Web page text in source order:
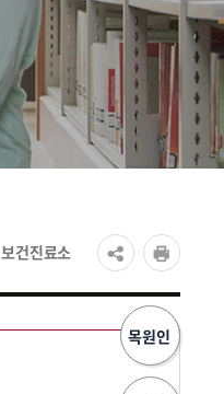
목원인
보건진료소